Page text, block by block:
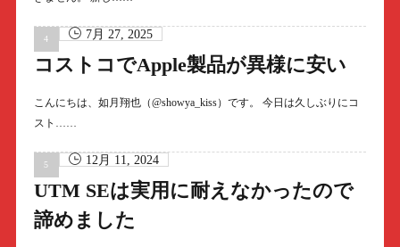
7月 27, 2025
コストコでApple製品が異様に安い
こんにちは、如月翔也（@showya_kiss）です。 今日は久しぶりにコ
スト……
12月 11, 2024
UTM SEは実用に耐えなかったので
諦めました